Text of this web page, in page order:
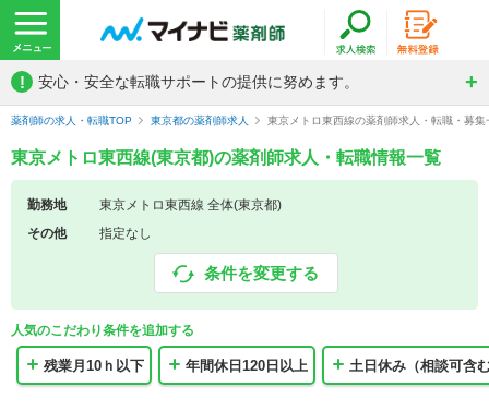
! 安心・安全な転職サポートの提供に努めます。
薬剤師の求人・転職TOP 東京都の薬剤師求人 東京メトロ東西線の薬剤師求人・転職・募集
東京メトロ東西線(東京都)の薬剤師求人・転職情報一覧
勤務地
東京メトロ東西線 全体(東京都)
その他
指定なし
条件を変更する
人気のこだわり条件を追加する
残業月10ｈ以下 年間休日120日以上 土日休み（相談可含